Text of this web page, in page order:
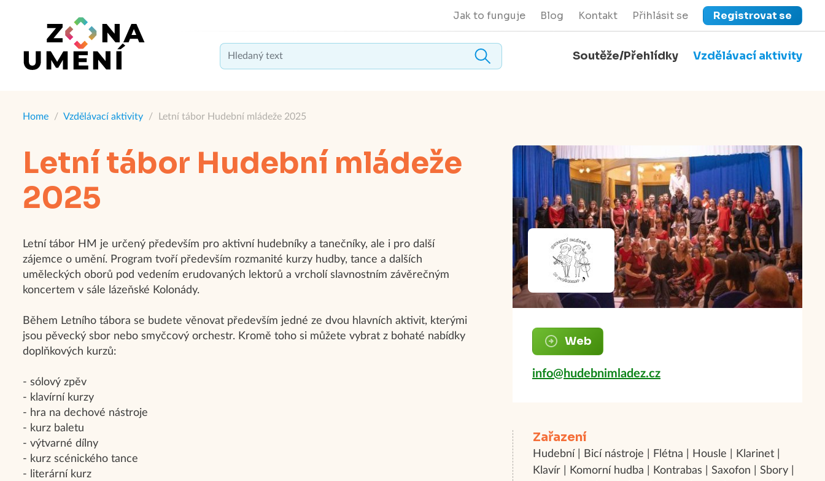
Jak to funguje Blog Kontakt Přihlásit se Registrovat se
Soutěže/Přehlídky Vzdělávací aktivity
Home / Vzdělávací aktivity / Letní tábor Hudební mládeže 2025
Web
info@hudebnimladez.cz
Zařazení
Hudební | Bicí nástroje | Flétna | Housle | Klarinet |
Klavír | Komorní hudba | Kontrabas | Saxofon | Sbory |
Letní tábor Hudební mládeže
2025
Letní tábor HM je určený především pro aktivní hudebníky a tanečníky, ale i pro další
zájemce o umění. Program tvoří především rozmanité kurzy hudby, tance a dalších
uměleckých oborů pod vedením erudovaných lektorů a vrcholí slavnostním závěrečným
koncertem v sále lázeňské Kolonády.
Během Letního tábora se budete věnovat především jedné ze dvou hlavních aktivit, kterými
jsou pěvecký sbor nebo smyčcový orchestr. Kromě toho si můžete vybrat z bohaté nabídky
doplňkových kurzů:
- sólový zpěv
- klavírní kurzy
- hra na dechové nástroje
- kurz baletu
- výtvarné dílny
- kurz scénického tance
- literární kurz